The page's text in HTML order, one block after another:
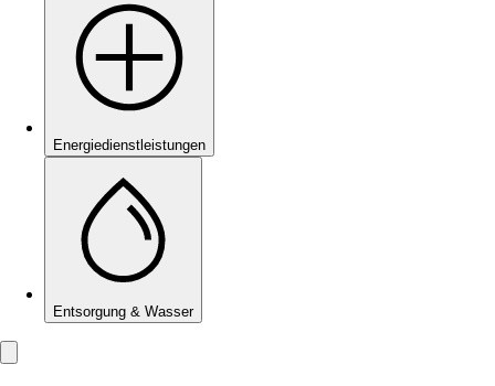
Energie­dienstleistungen
Entsorgung & Wasser